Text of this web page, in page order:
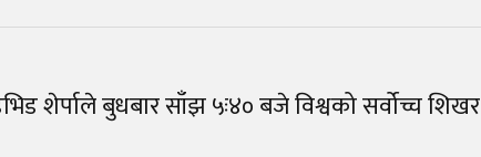
शेर्पाले बुधबार साँझ ५ः४० बजे विश्वको सर्वोच्च शिखर